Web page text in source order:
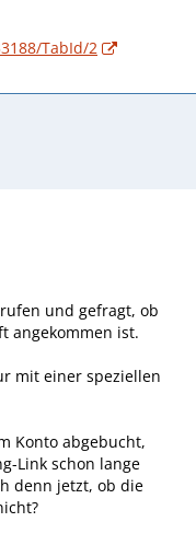
TabId/2
und gefragt, ob
angekommen ist.
mit einer speziellen
Konto abgebucht,
Link schon lange
denn jetzt, ob die